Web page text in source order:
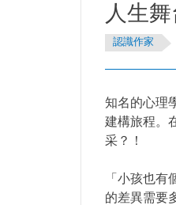
人生
認識作家
知名的心理
建構旅程。
采？！
「小孩也
的差異需要